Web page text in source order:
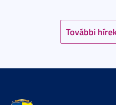
További